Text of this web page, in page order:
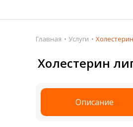
Пациентам
Акции
Подготовка к анализам
Получить результаты
Главная Услуги
Холестерин
Описание